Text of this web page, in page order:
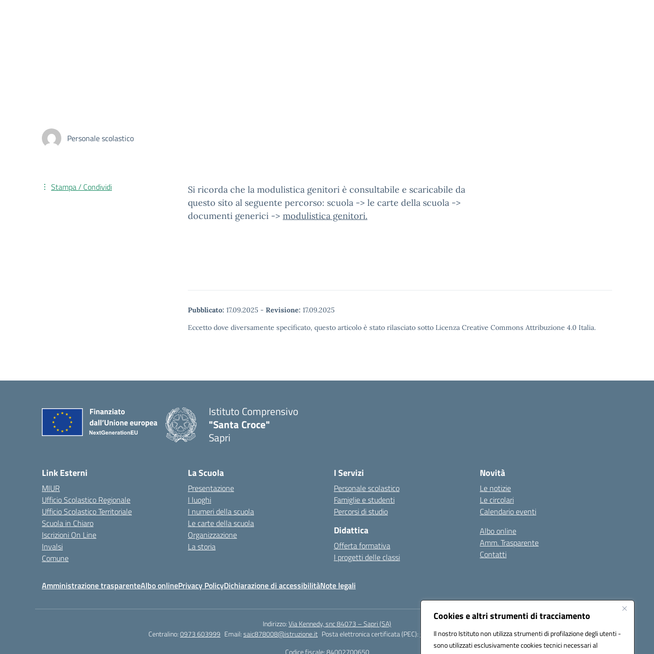
Cookies e altri strumenti di tracciamento
Il nostro Istituto non utilizza strumenti di profilazione degli utenti -
sono utilizzati esclusivamente cookies tecnici necessari al
Personale scolastico
Si ricorda che la modulistica genitori è consultabile e scaricabile da
questo sito al seguente percorso: scuola -> le carte della scuola ->
documenti generici -> modulistica genitori.
Pubblicato: 17.09.2025 - Revisione: 17.09.2025
Eccetto dove diversamente specificato, questo articolo è stato rilasciato sotto Licenza Creative Commons Attribuzione 4.0 Italia.
Stampa / Condividi
Istituto Comprensivo
"Santa Croce"
Sapri
Link Esterni
MIUR
Ufficio Scolastico Regionale
Ufficio Scolastico Territoriale
Scuola in Chiaro
Iscrizioni On Line
Invalsi
Comune
La Scuola
Presentazione
I luoghi
I numeri della scuola
Le carte della scuola
Organizzazione
La storia
I Servizi
Personale scolastico
Famiglie e studenti
Percorsi di studio
Didattica
Offerta formativa
I progetti delle classi
Novità
Le notizie
Le circolari
Calendario eventi
Albo online
Amm. Trasparente
Contatti
Amministrazione trasparenteAlbo onlinePrivacy PolicyDichiarazione di accessibilitàNote legali
Indirizzo:Via Kennedy, snc 84073 – Sapri (SA)
Centralino:0973 603999 Email:saic878008@istruzione.it Posta elettronica certificata (PEC):saic878008@pec.istruzione.it
Codice fiscale: 84002700650